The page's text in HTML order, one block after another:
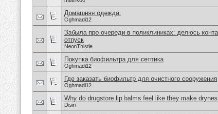
Домашняя одежда.
Oghmadi12
Забыла про очереди в поликлиниках: делюсь
отпуск
NeonThistle
Покупка биофильтра для септика
Oghmadi12
Где заказать биофильтр для очистного сооружения
Oghmadi12
Why do drugstore lip balms feel like they make
Disin